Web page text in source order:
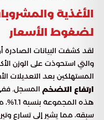
الأغذية
لضغوط الأسعار
لقد كشفت البيانات الصادرة
والتي استحوذت على الوزن
المستهلكين بعد التعديلات
ارتفاع التضخم المسجل.
سبقه، مما يشير إلى تسارع